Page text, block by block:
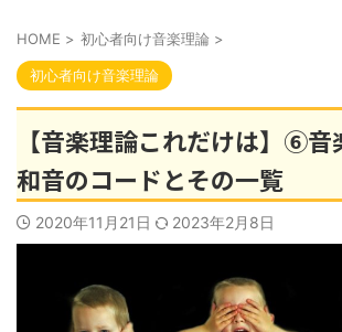
HOME > 初心者向け音楽理論 >
初心者向け音楽理論
【音楽理論これだけは】⑥音
和音のコードとその一覧
2020年11月21日 2023年2月8日